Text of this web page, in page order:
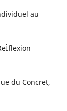
au
du Concret,